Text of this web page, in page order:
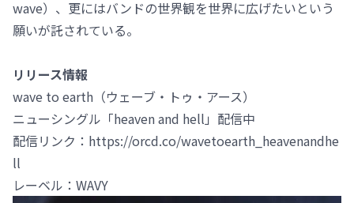
wave）、更にはバンドの世界観を世界に広げたいという
願いが託されている。
リリース情報
wave to earth（ウェーブ・トゥ・アース）
ニューシングル「heaven and hell」配信中
配信リンク：https://orcd.co/wavetoearth_heavenandhe
ll
レーベル：WAVY